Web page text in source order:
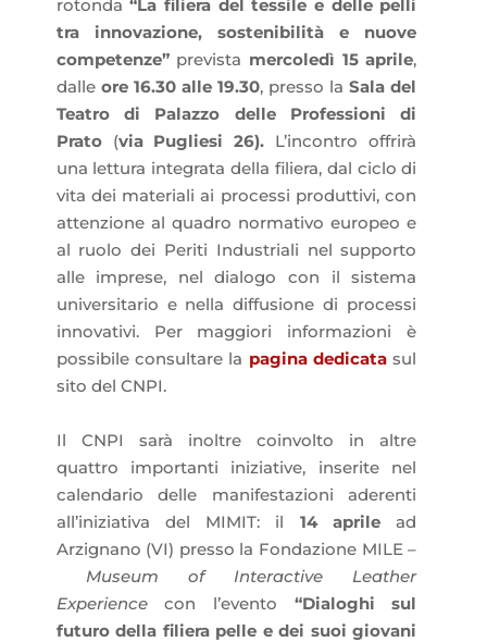
rotonda“La filiera del tessile e delle pelli
tra innovazione, sostenibilità e nuove
competenze” prevista mercoledì 15 aprile,
dalle ore 16.30 alle 19.30, presso laSala del
Teatro di Palazzo delle Professioni di
Prato (via Pugliesi 26). L’incontro offrirà
una lettura integrata della filiera, dal ciclo di
vita dei materiali ai processi produttivi, con
attenzione al quadro normativo europeo e
al ruolo dei Periti Industriali nel supporto
alle imprese, nel dialogo con il sistema
universitario e nella diffusione di processi
innovativi. Per maggiori informazioni è
possibile consultare la pagina dedicata sul
sito del CNPI.
Il CNPI sarà inoltre coinvolto in altre
quattro importanti iniziative, inserite nel
calendario delle manifestazioni aderenti
all’iniziativa del MIMIT: il 14 aprile ad
Arzignano (VI) presso la Fondazione MILE –
Museum of Interactive Leather
Experiencecon l’evento “Dialoghi sul
futuro della filiera pelle e dei suoi giovani